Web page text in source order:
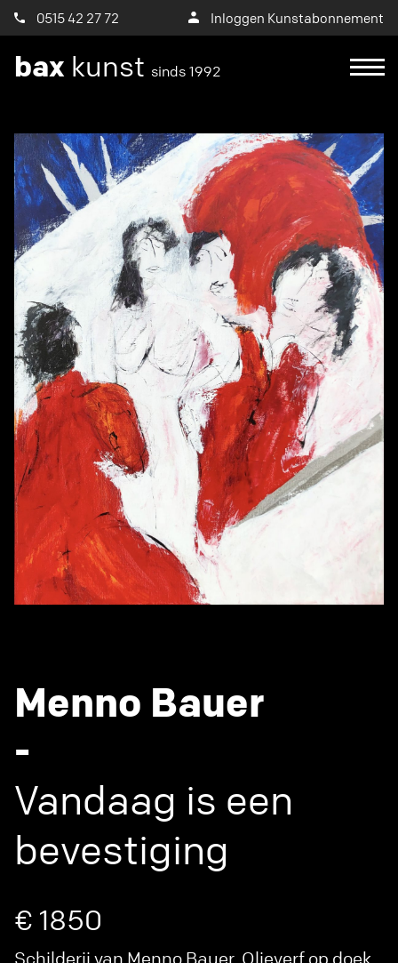
0515 42 27 72 Inloggen Kunstabonnement
bax kunst sinds 1992
Menno Bauer
-
Vandaag is een
bevestiging
€ 1850
Schilderij van Menno Bauer. Olieverf op doek.